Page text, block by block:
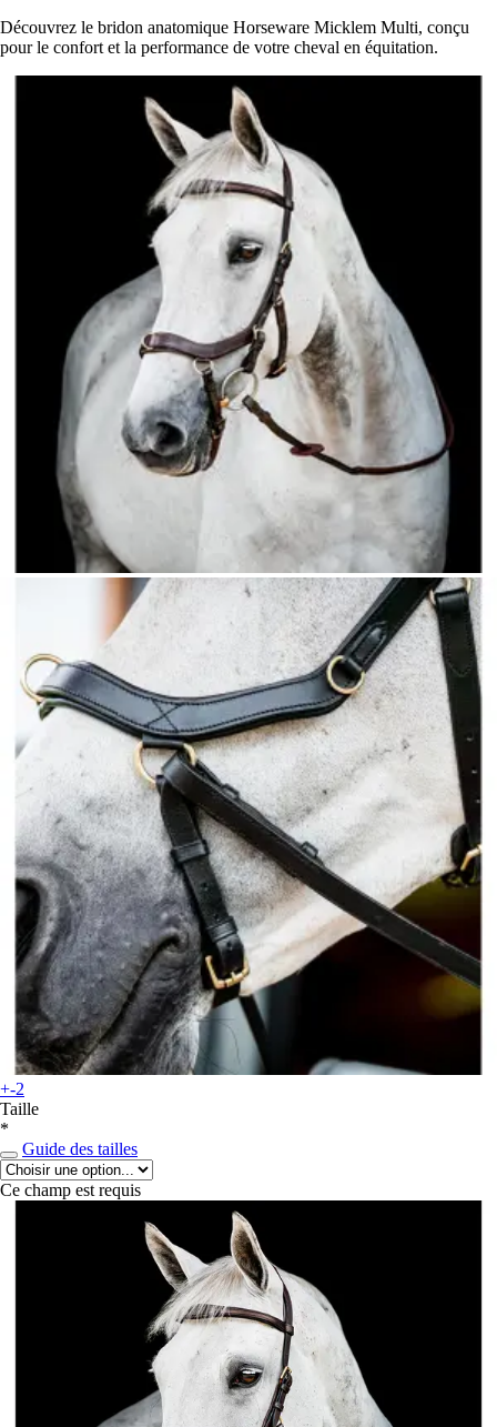
Découvrez le bridon anatomique Horseware Micklem Multi, conçu
pour le confort et la performance de votre cheval en équitation.
+-2
Taille
*
Guide des tailles
Ce champ est requis